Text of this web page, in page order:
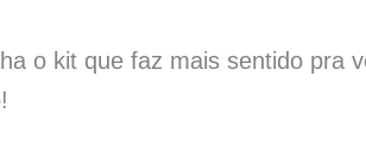
o kit que faz mais sentido pra